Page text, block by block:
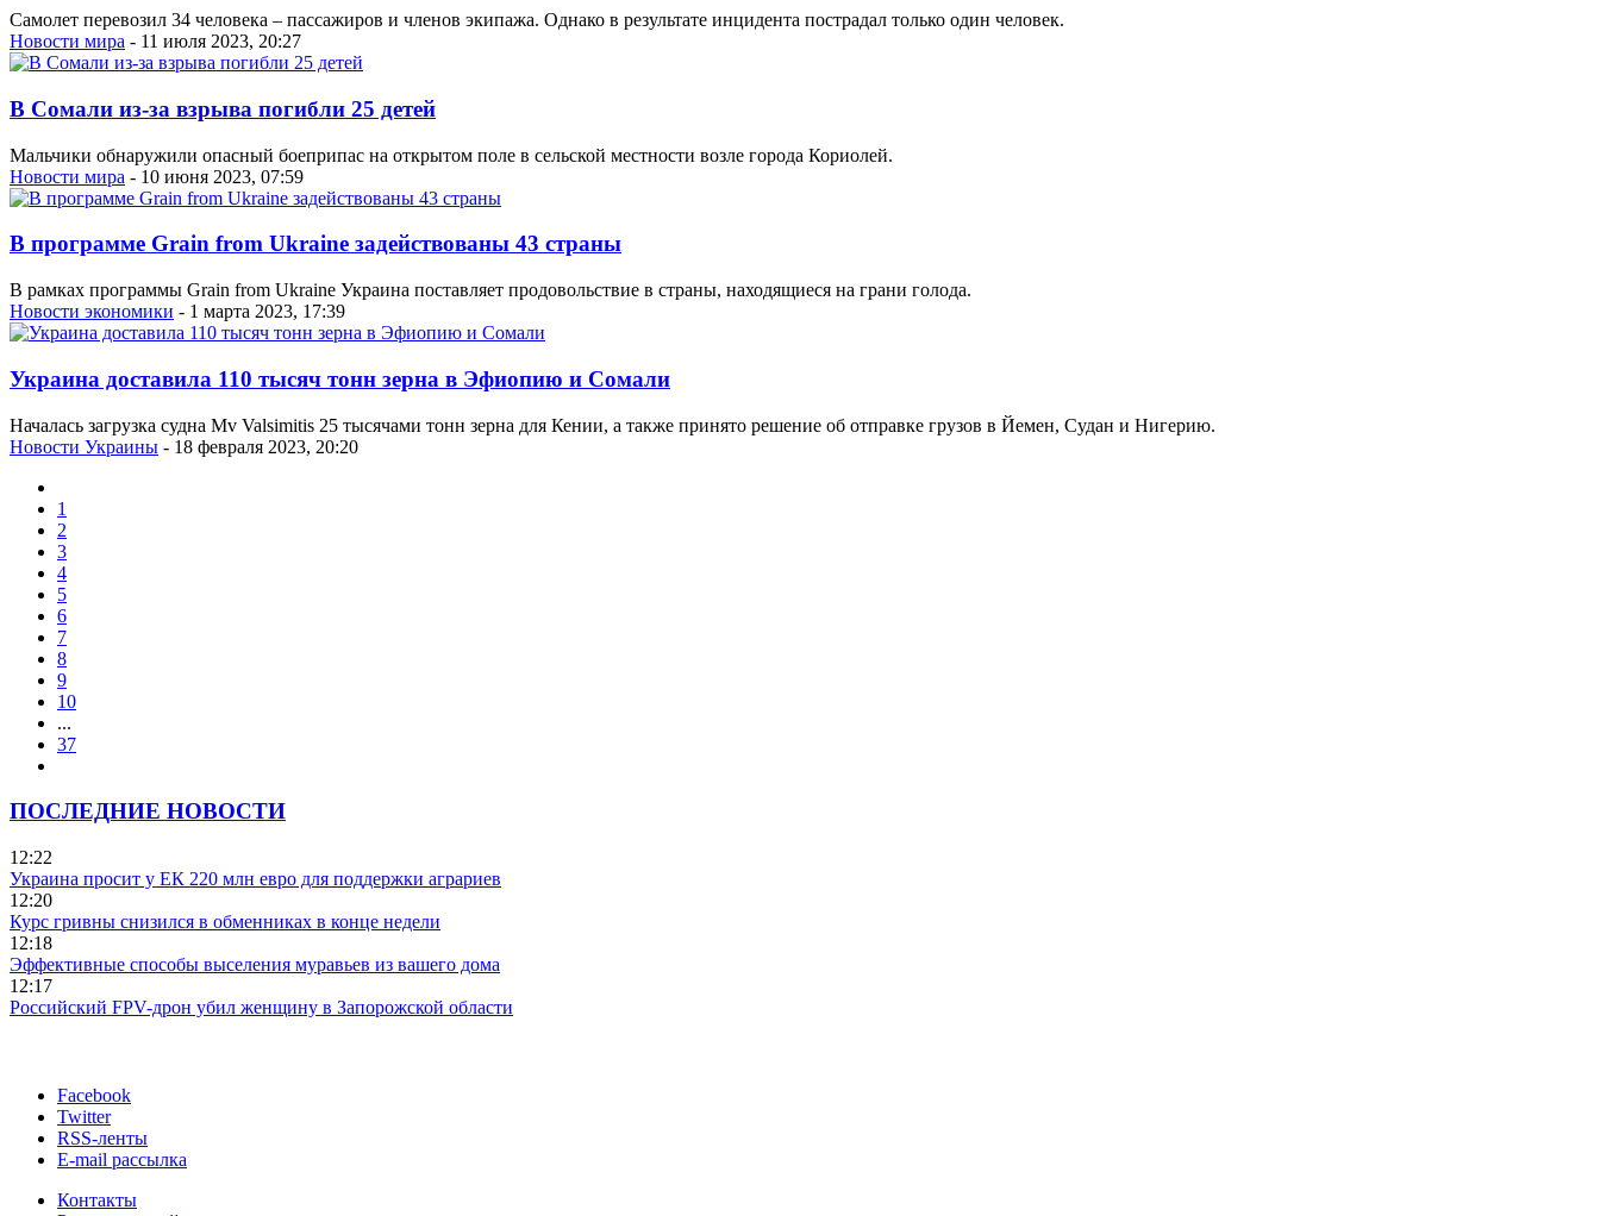
Самолет перевозил 34 человека – пассажиров и членов экипажа. Однако в результате инцидента пострадал только один человек.
Новости мира - 11 июля 2023, 20:27
В Сомали из-за взрыва погибли 25 детей
Мальчики обнаружили опасный боеприпас на открытом поле в сельской местности возле города Кориолей.
Новости мира - 10 июня 2023, 07:59
В программе Grain from Ukraine задействованы 43 страны
В рамках программы Grain from Ukraine Украина поставляет продовольствие в страны, находящиеся на грани голода.
Новости экономики - 1 марта 2023, 17:39
Украина доставила 110 тысяч тонн зерна в Эфиопию и Сомали
Началась загрузка судна Mv Valsimitis 25 тысячами тонн зерна для Кении, а также принято решение об отправке грузов в Йемен, Судан и Нигерию.
Новости Украины - 18 февраля 2023, 20:20
1
2
3
4
5
6
7
8
9
10
...
37
ПОСЛЕДНИЕ НОВОСТИ
12:22
Украина просит у ЕК 220 млн евро для поддержки аграриев
12:20
Курс гривны снизился в обменниках в конце недели
12:18
Эффективные способы выселения муравьев из вашего дома
12:17
Российский FPV-дрон убил женщину в Запорожской области
Facebook
Twitter
RSS-ленты
E-mail рассылка
Контакты